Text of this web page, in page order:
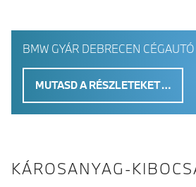
BMW GYÁR DEBRECEN CÉGAUTÓ
MUTASD A RÉSZLETEKET …
KÁROSANYAG-